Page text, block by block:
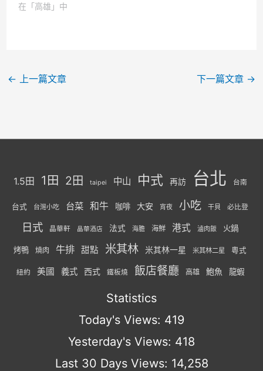
在「高雄」中
← 上一篇文章 下一篇文章 →
1.5田 1田 2田 taipei 中山 中式 再訪 台北 台南
台式 台灣小吃 台菜 和牛 咖啡 大安 宵夜 小吃 干貝 必比登
日式 晶華軒 晶華酒店 法式 海膽 海鮮 港式 滷肉飯 火鍋
烤鴨 燒肉 牛排 甜點 米其林 米其林一星 米其林二星 粵式
紐約 美國 義式 西式 鐵板燒 飯店餐廳 高雄 鮑魚 龍蝦
Statistics
Today's Views: 419
Yesterday's Views: 418
Last 30 Days Views: 14,258